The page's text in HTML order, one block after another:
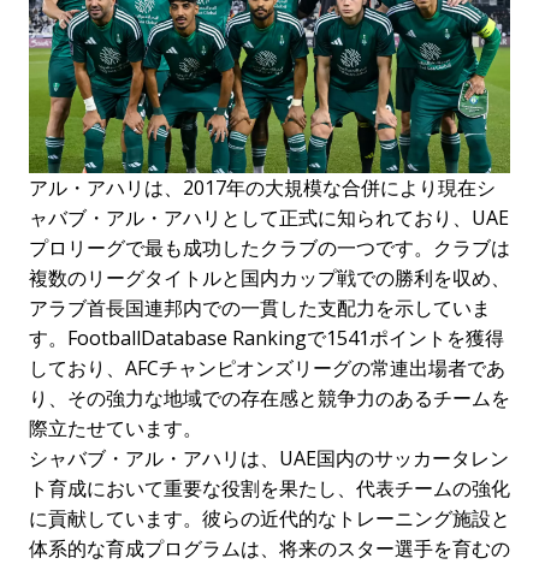
アル・アハリは、2017年の大規模な合併により現在シ
ャバブ・アル・アハリとして正式に知られており、UAE
プロリーグで最も成功したクラブの一つです。クラブは
複数のリーグタイトルと国内カップ戦での勝利を収め、
アラブ首長国連邦内での一貫した支配力を示していま
す。FootballDatabase Rankingで1541ポイントを獲得
しており、AFCチャンピオンズリーグの常連出場者であ
り、その強力な地域での存在感と競争力のあるチームを
際立たせています。
シャバブ・アル・アハリは、UAE国内のサッカータレン
ト育成において重要な役割を果たし、代表チームの強化
に貢献しています。彼らの近代的なトレーニング施設と
体系的な育成プログラムは、将来のスター選手を育むの